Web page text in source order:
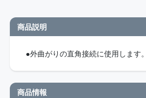
商品説明
●外曲がりの直角接続に使用します
商品情報